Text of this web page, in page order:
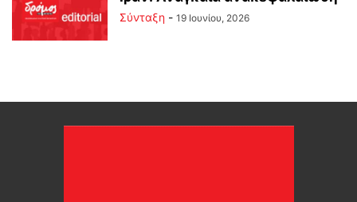
Σύνταξη - 19 Ιουνίου, 2026